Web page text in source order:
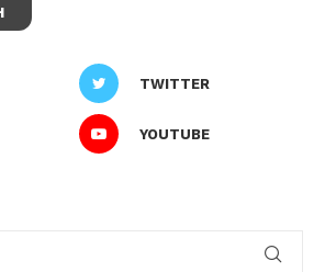
TWITTER
YOUTUBE